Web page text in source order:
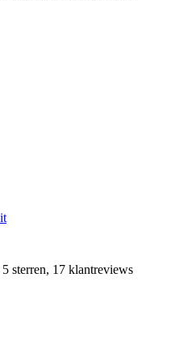
sterren, 17 klantreviews